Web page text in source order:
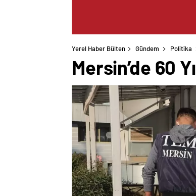
Yerel Haber Bülten Gündem Politika
Mersin’de 60